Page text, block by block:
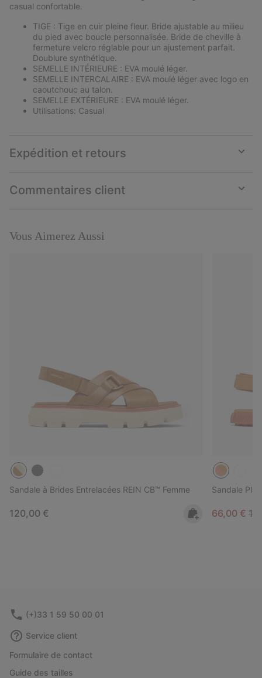
casual confortable.
TIGE : Tige en cuir pleine fleur. Bride ajustable au milieu
du pied avec boucle personnalisée. Bride de cheville à
fermeture velcro réglable pour un ajustement parfait.
Doublure synthétique.
SEMELLE INTÉRIEURE : EVA moulé léger.
SEMELLE INTERCALAIRE : EVA moulé léger avec logo en
caoutchouc au talon.
SEMELLE EXTÉRIEURE : EVA moulé léger.
Utilisations: Casual
Expédition et retours
or
Commentaires client
or
Vous Aimerez Aussi
Sandale à Brides Entrelacées REIN CB™ Femme
Regular price:
120,00 €
Sandale
Sale price:
66,00 €
(+)33 1 59 50 00 01
Service client
Formulaire de contact
Guide des tailles